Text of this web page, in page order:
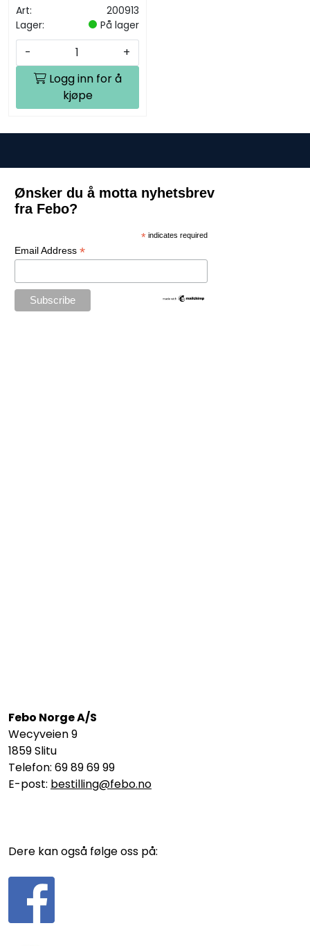
Art:
200913
Lager:
På lager
-
+
Logg inn for å
kjøpe
Ønsker du å motta nyhetsbrev
fra Febo?
* indicates required
Email Address *
Febo Norge A/S
Wecyveien 9
1859 Slitu
Telefon: 69 89 69 99
E-post: bestilling@febo.no
Dere kan også følge oss på: